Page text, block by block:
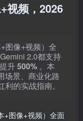
视频，2026
图像+视频）全
2.0都支持
升500% 。本
场景、商业化路
的实战指南。
+图像+视频）全面